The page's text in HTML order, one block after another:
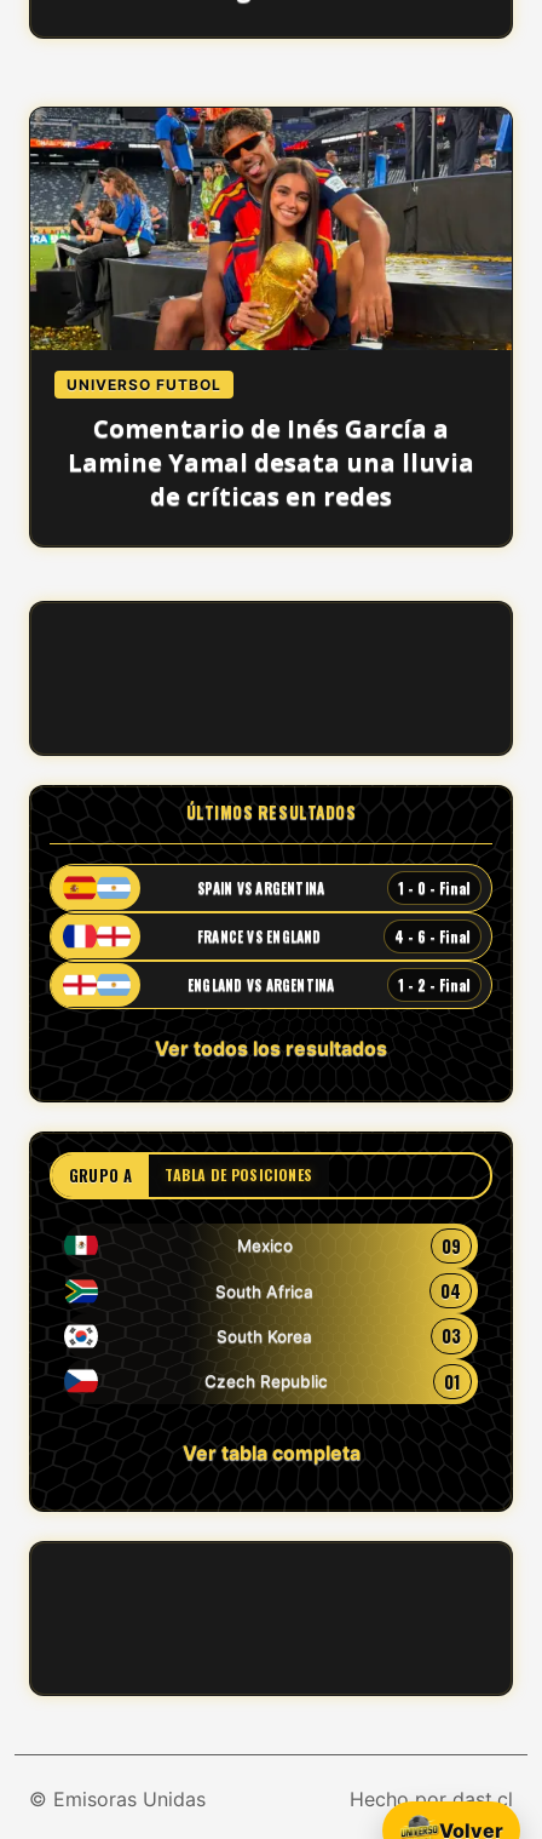
UNIVERSO FUTBOL
Comentario de Inés García a
Lamine Yamal desata una lluvia
de críticas en redes
ÚLTIMOS RESULTADOS
SPAIN VS ARGENTINA 1 - 0 - Final
FRANCE VS ENGLAND 4 - 6 - Final
ENGLAND VS ARGENTINA 1 - 2 - Final
Ver todos los resultados
GRUPO A TABLA DE POSICIONES
Mexico 09
South Africa 04
South Korea 03
Czech Republic 01
Ver tabla completa
© Emisoras Unidas
Hecho por dast.cl
Volver